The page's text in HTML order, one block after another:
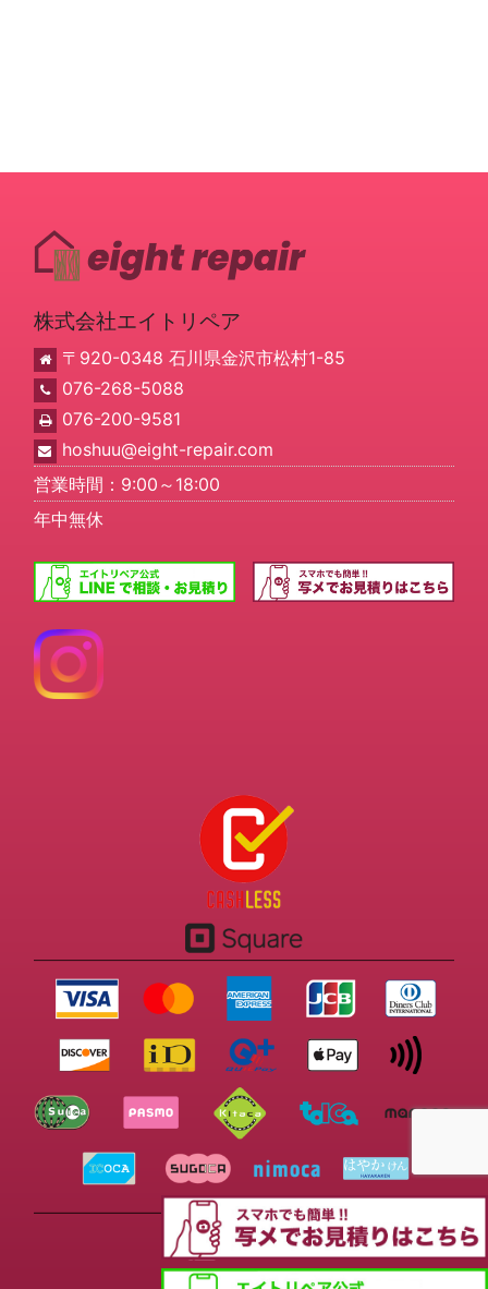
株式会社エイトリペア
〒920-0348 石川県金沢市松村1-85
076-268-5088
076-200-9581
hoshuu@eight-repair.com
営業時間：9:00～18:00
年中無休